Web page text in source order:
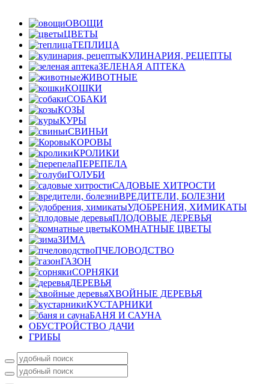
ОВОЩИ
ЦВЕТЫ
ТЕПЛИЦА
КУЛИНАРИЯ, РЕЦЕПТЫ
ЗЕЛЕНАЯ АПТЕКА
ЖИВОТНЫЕ
КОШКИ
СОБАКИ
КОЗЫ
КУРЫ
СВИНЬИ
КОРОВЫ
КРОЛИКИ
ПЕРЕПЕЛА
ГОЛУБИ
САДОВЫЕ ХИТРОСТИ
ВРЕДИТЕЛИ, БОЛЕЗНИ
УДОБРЕНИЯ, ХИМИКАТЫ
ПЛОДОВЫЕ ДЕРЕВЬЯ
КОМНАТНЫЕ ЦВЕТЫ
ЗИМА
ПЧЕЛОВОДСТВО
ГАЗОН
СОРНЯКИ
ДЕРЕВЬЯ
ХВОЙНЫЕ ДЕРЕВЬЯ
КУСТАРНИКИ
БАНЯ И САУНА
ОБУСТРОЙСТВО ДАЧИ
ГРИБЫ